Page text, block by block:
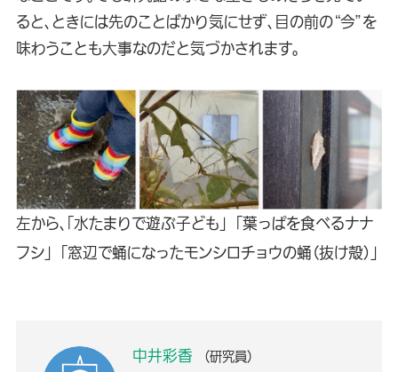
ると、ときには先のことばかり気にせず、目の前の“今”を
味わうことも大事なのだと気づかされます。
左から、「水たまりで遊ぶ子ども」 「葉っぱを食べるナナ
フシ」 「窓辺で蛹になったモンシロチョウの蛹（抜け殻）」
中井彩香 （研究員）